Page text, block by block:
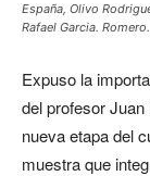
España, Olivo
Rafael Garcia. Romero.
Expuso la
del profesor
nueva etapa del
muestra que